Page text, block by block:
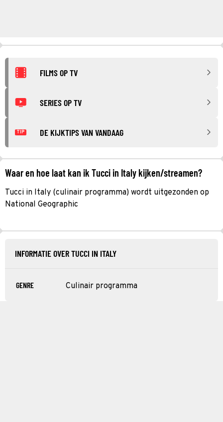
FILMS OP TV
SERIES OP TV
TIP DE KIJKTIPS VAN VANDAAG
Waar en hoe laat kan ik Tucci in Italy kijken/streamen?
Tucci in Italy (culinair programma) wordt uitgezonden op
National Geographic
INFORMATIE OVER TUCCI IN ITALY
GENRE Culinair programma